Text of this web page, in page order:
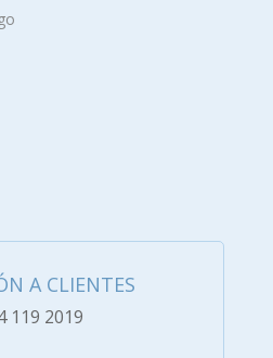
A CLIENTES
119 2019